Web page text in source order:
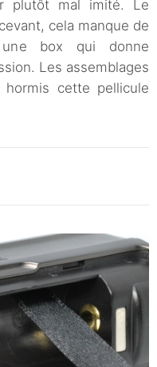
plutôt mal imité. Le
cela manque de
une box qui donne
Les assemblages
cette pellicule